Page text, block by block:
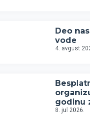
Deo
vode
4. avgust
godinu
8. jul 2026.